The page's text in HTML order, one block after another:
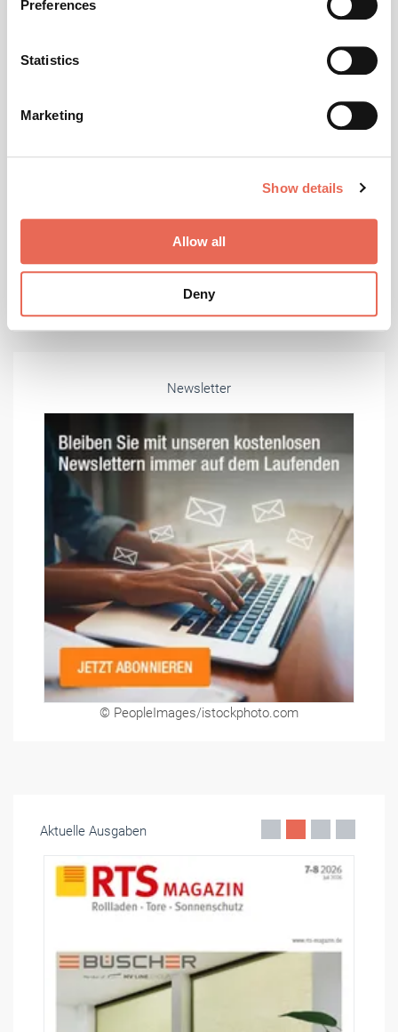
Collect information about your geographical location
Identify your device by actively scanning it for
Find out more about how your personal data is processed
and set your preferences in the
provide social media features and to analyse our traffic.
provided to them or that they’ve collected from your use
Weitere Informationen:Impressum Datenschutz
Preferences
Statistics
Marketing
Show details
Allow all
Deny
Foto: © Bundesverband GebäudeGrün e.V.
BuGG blickt auf erfolgreiches Jahr zurück
Auf der diesjährigen Mitgliederversammlung des BuGG
kamen in Berlin Mitglieder aus Planung, Ausführung,
um über aktuelle Entwicklungen der Branche zu
Newsletter
© PeopleImages/istockphoto.com
Aktuelle Ausgaben